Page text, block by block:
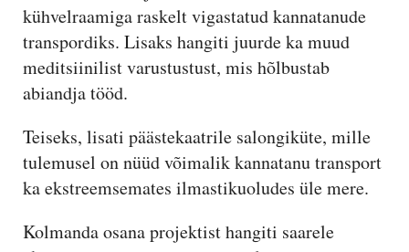
kühvelraamiga raskelt vigastatud kannatanude
transpordiks. Lisaks hangiti juurde ka muud
meditsiinilist varustustust, mis hõlbustab
abiandja tööd.
Teiseks, lisati päästekaatrile salongiküte, mille
tulemusel on nüüd võimalik kannatanu transport
ka ekstreemsemates ilmastikuoludes üle mere.
Kolmanda osana projektist hangiti saarele